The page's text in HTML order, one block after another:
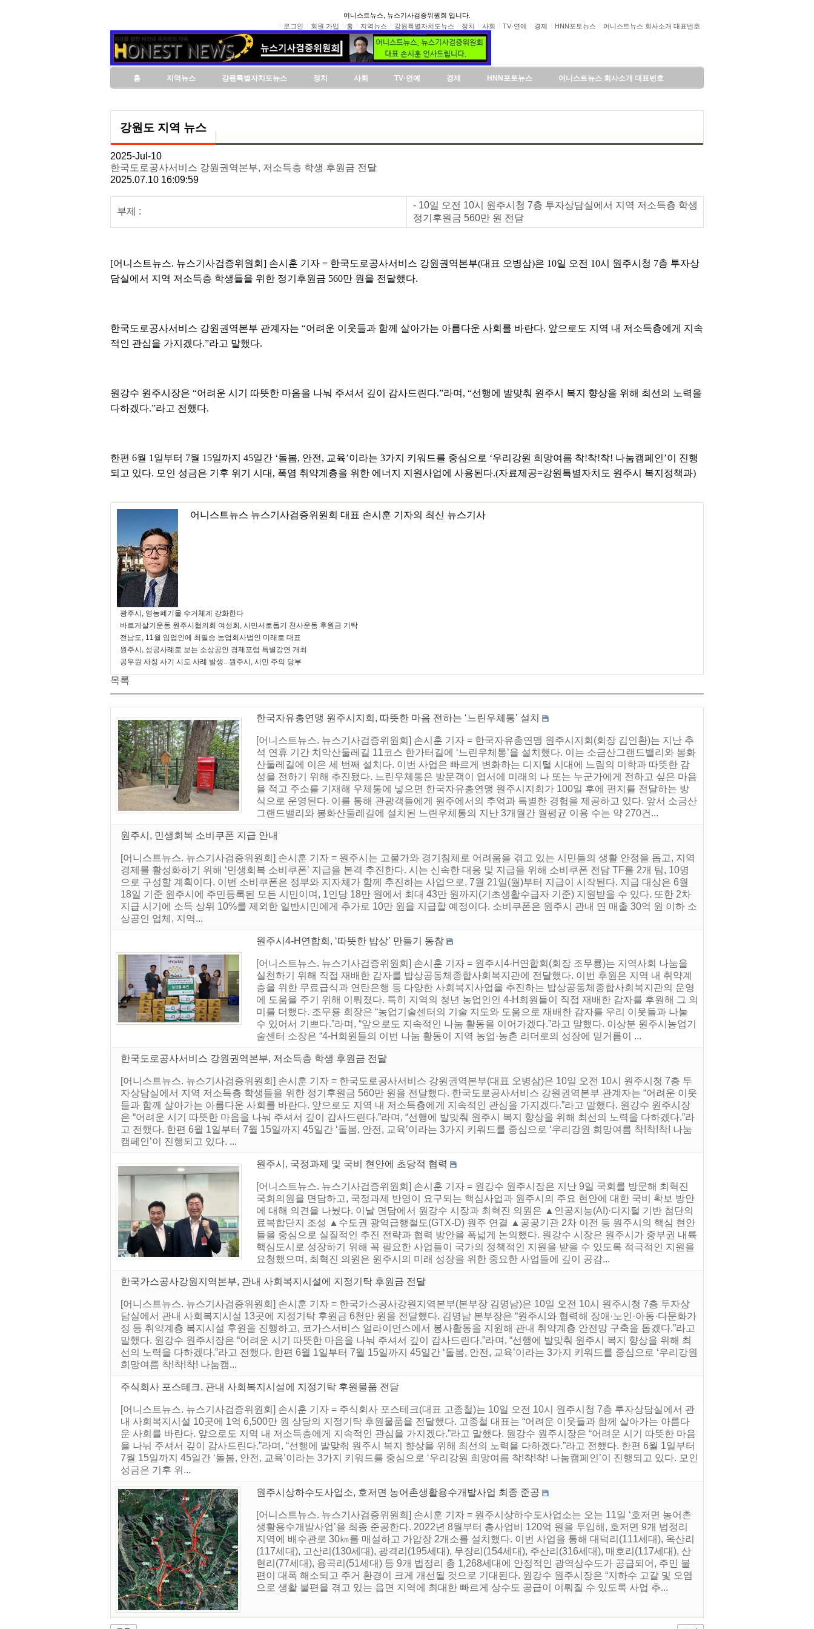
어니스트뉴스, 뉴스기사검증위원회 입니다.
로그인
회원 가입 홈 지역뉴스 강원특별자치도뉴스 정치 사회 TV·연예 경제 HNN포토뉴스 어니스트뉴스 회사소개 대표번호
홈 지역뉴스 강원특별자치도뉴스 정치 사회 TV·연예 경제 HNN포토뉴스 어니스트뉴스 회사소개 대표번호
강원도 지역 뉴스
2025-Jul-10
한국도로공사서비스 강원권역본부, 저소득층 학생 후원금 전달
2025.07.10 16:09:59
부제 :
- 10일 오전 10시 원주시청 7층 투자상담실에서 지역 저소득층 학생
정기후원금 560만 원 전달
[어니스트뉴스. 뉴스기사검증위원회] 손시훈 기자 = 한국도로공사서비스 강원권역본부(대표 오병삼)은 10일 오전 10시 원주시청 7층 투자상
담실에서 지역 저소득층 학생들을 위한 정기후원금 560만 원을 전달했다.
한국도로공사서비스 강원권역본부 관계자는 “어려운 이웃들과 함께 살아가는 아름다운 사회를 바란다. 앞으로도 지역 내 저소득층에게 지속
적인 관심을 가지겠다.”라고 말했다.
원강수 원주시장은 “어려운 시기 따뜻한 마음을 나눠 주셔서 깊이 감사드린다.”라며, “선행에 발맞춰 원주시 복지 향상을 위해 최선의 노력을
다하겠다.”라고 전했다.
한편 6월 1일부터 7월 15일까지 45일간 ‘돌봄, 안전, 교육’이라는 3가지 키워드를 중심으로 ‘우리강원 희망여름 착!착!착! 나눔캠페인’이 진행
되고 있다. 모인 성금은 기후 위기 시대, 폭염 취약계층을 위한 에너지 지원사업에 사용된다.(자료제공=강원특별자치도 원주시 복지정책과)
어니스트뉴스 뉴스기사검증위원회 대표 손시훈 기자의 최신 뉴스기사
광주시, 영농폐기물 수거체계 강화한다
바르게살기운동 원주시협의회 여성회, 시민서로돕기 천사운동 후원금 기탁
전남도, 11월 임업인에 최필승 농업회사법인 미래로 대표
원주시, 성공사례로 보는 소상공인 경제포럼 특별강연 개최
공무원 사칭 사기 시도 사례 발생...원주시, 시민 주의 당부
목록
한국자유총연맹 원주시지회, 따뜻한 마음 전하는 ‘느린우체통’ 설치
[어니스트뉴스. 뉴스기사검증위원회] 손시훈 기자 = 한국자유총연맹 원주시지회(회장 김인환)는 지난 추
석 연휴 기간 치악산둘레길 11코스 한가터길에 ‘느린우체통’을 설치했다. 이는 소금산그랜드밸리와 봉화
산둘레길에 이은 세 번째 설치다. 이번 사업은 빠르게 변화하는 디지털 시대에 느림의 미학과 따뜻한 감
성을 전하기 위해 추진됐다. 느린우체통은 방문객이 엽서에 미래의 나 또는 누군가에게 전하고 싶은 마음
을 적고 주소를 기재해 우체통에 넣으면 한국자유총연맹 원주시지회가 100일 후에 편지를 전달하는 방
식으로 운영된다. 이를 통해 관광객들에게 원주에서의 추억과 특별한 경험을 제공하고 있다. 앞서 소금산
그랜드밸리와 봉화산둘레길에 설치된 느린우체통의 지난 3개월간 월평균 이용 수는 약 270건...
원주시, 민생회복 소비쿠폰 지급 안내
[어니스트뉴스. 뉴스기사검증위원회] 손시훈 기자 = 원주시는 고물가와 경기침체로 어려움을 겪고 있는 시민들의 생활 안정을 돕고, 지역
경제를 활성화하기 위해 ‘민생회복 소비쿠폰’ 지급을 본격 추진한다. 시는 신속한 대응 및 지급을 위해 소비쿠폰 전담 TF를 2개 팀, 10명
으로 구성할 계획이다. 이번 소비쿠폰은 정부와 지자체가 함께 추진하는 사업으로, 7월 21일(월)부터 지급이 시작된다. 지급 대상은 6월
18일 기준 원주시에 주민등록된 모든 시민이며, 1인당 18만 원에서 최대 43만 원까지(기초생활수급자 기준) 지원받을 수 있다. 또한 2차
지급 시기에 소득 상위 10%를 제외한 일반시민에게 추가로 10만 원을 지급할 예정이다. 소비쿠폰은 원주시 관내 연 매출 30억 원 이하 소
상공인 업체, 지역...
원주시4-H연합회, ‘따뜻한 밥상’ 만들기 동참
[어니스트뉴스. 뉴스기사검증위원회] 손시훈 기자 = 원주시4-H연합회(회장 조무룡)는 지역사회 나눔을
실천하기 위해 직접 재배한 감자를 밥상공동체종합사회복지관에 전달했다. 이번 후원은 지역 내 취약계
층을 위한 무료급식과 연탄은행 등 다양한 사회복지사업을 추진하는 밥상공동체종합사회복지관의 운영
에 도움을 주기 위해 이뤄졌다. 특히 지역의 청년 농업인인 4-H회원들이 직접 재배한 감자를 후원해 그 의
미를 더했다. 조무룡 회장은 “농업기술센터의 기술 지도와 도움으로 재배한 감자를 우리 이웃들과 나눌
수 있어서 기쁘다.”라며, “앞으로도 지속적인 나눔 활동을 이어가겠다.”라고 말했다. 이상분 원주시농업기
술센터 소장은 “4-H회원들의 이번 나눔 활동이 지역 농업·농촌 리더로의 성장에 밑거름이 ...
한국도로공사서비스 강원권역본부, 저소득층 학생 후원금 전달
[어니스트뉴스. 뉴스기사검증위원회] 손시훈 기자 = 한국도로공사서비스 강원권역본부(대표 오병삼)은 10일 오전 10시 원주시청 7층 투
자상담실에서 지역 저소득층 학생들을 위한 정기후원금 560만 원을 전달했다. 한국도로공사서비스 강원권역본부 관계자는 “어려운 이웃
들과 함께 살아가는 아름다운 사회를 바란다. 앞으로도 지역 내 저소득층에게 지속적인 관심을 가지겠다.”라고 말했다. 원강수 원주시장
은 “어려운 시기 따뜻한 마음을 나눠 주셔서 깊이 감사드린다.”라며, “선행에 발맞춰 원주시 복지 향상을 위해 최선의 노력을 다하겠다.”라
고 전했다. 한편 6월 1일부터 7월 15일까지 45일간 ‘돌봄, 안전, 교육’이라는 3가지 키워드를 중심으로 ‘우리강원 희망여름 착!착!착! 나눔
캠페인’이 진행되고 있다. ...
원주시, 국정과제 및 국비 현안에 초당적 협력
[어니스트뉴스. 뉴스기사검증위원회] 손시훈 기자 = 원강수 원주시장은 지난 9일 국회를 방문해 최혁진
국회의원을 면담하고, 국정과제 반영이 요구되는 핵심사업과 원주시의 주요 현안에 대한 국비 확보 방안
에 대해 의견을 나눴다. 이날 면담에서 원강수 시장과 최혁진 의원은 ▲인공지능(AI)·디지털 기반 첨단의
료복합단지 조성 ▲수도권 광역급행철도(GTX-D) 원주 연결 ▲공공기관 2차 이전 등 원주시의 핵심 현안
들을 중심으로 실질적인 추진 전략과 협력 방안을 폭넓게 논의했다. 원강수 시장은 원주시가 중부권 내륙
핵심도시로 성장하기 위해 꼭 필요한 사업들이 국가의 정책적인 지원을 받을 수 있도록 적극적인 지원을
요청했으며, 최혁진 의원은 원주시의 미래 성장을 위한 중요한 사업들에 깊이 공감...
한국가스공사강원지역본부, 관내 사회복지시설에 지정기탁 후원금 전달
[어니스트뉴스. 뉴스기사검증위원회] 손시훈 기자 = 한국가스공사강원지역본부(본부장 김명남)은 10일 오전 10시 원주시청 7층 투자상
담실에서 관내 사회복지시설 13곳에 지정기탁 후원금 6천만 원을 전달했다. 김명남 본부장은 “원주시와 협력해 장애·노인·아동·다문화가
정 등 취약계층 복지시설 후원을 진행하고, 코가스서비스 얼라이언스에서 봉사활동을 지원해 관내 취약계층 안전망 구축을 돕겠다.”라고
말했다. 원강수 원주시장은 “어려운 시기 따뜻한 마음을 나눠 주셔서 깊이 감사드린다.”라며, “선행에 발맞춰 원주시 복지 향상을 위해 최
선의 노력을 다하겠다.”라고 전했다. 한편 6월 1일부터 7월 15일까지 45일간 ‘돌봄, 안전, 교육’이라는 3가지 키워드를 중심으로 ‘우리강원
희망여름 착!착!착! 나눔캠...
주식회사 포스테크, 관내 사회복지시설에 지정기탁 후원물품 전달
[어니스트뉴스. 뉴스기사검증위원회] 손시훈 기자 = 주식회사 포스테크(대표 고종철)는 10일 오전 10시 원주시청 7층 투자상담실에서 관
내 사회복지시설 10곳에 1억 6,500만 원 상당의 지정기탁 후원물품을 전달했다. 고종철 대표는 “어려운 이웃들과 함께 살아가는 아름다
운 사회를 바란다. 앞으로도 지역 내 저소득층에게 지속적인 관심을 가지겠다.”라고 말했다. 원강수 원주시장은 “어려운 시기 따뜻한 마음
을 나눠 주셔서 깊이 감사드린다.”라며, “선행에 발맞춰 원주시 복지 향상을 위해 최선의 노력을 다하겠다.”라고 전했다. 한편 6월 1일부터
7월 15일까지 45일간 ‘돌봄, 안전, 교육’이라는 3가지 키워드를 중심으로 ‘우리강원 희망여름 착!착!착! 나눔캠페인’이 진행되고 있다. 모인
성금은 기후 위...
원주시상하수도사업소, 호저면 농어촌생활용수개발사업 최종 준공
[어니스트뉴스. 뉴스기사검증위원회] 손시훈 기자 = 원주시상하수도사업소는 오는 11일 ‘호저면 농어촌
생활용수개발사업’을 최종 준공한다. 2022년 8월부터 총사업비 120억 원을 투입해, 호저면 9개 법정리
지역에 배수관로 30㎞를 매설하고 가압장 2개소를 설치했다. 이번 사업을 통해 대덕리(111세대), 옥산리
(117세대), 고산리(130세대), 광격리(195세대), 무장리(154세대), 주산리(316세대), 매호리(117세대), 산
현리(77세대), 용곡리(51세대) 등 9개 법정리 총 1,268세대에 안정적인 광역상수도가 공급되어, 주민 불
편이 대폭 해소되고 주거 환경이 크게 개선될 것으로 기대된다. 원강수 원주시장은 “지하수 고갈 및 오염
으로 생활 불편을 겪고 있는 읍면 지역에 최대한 빠르게 상수도 공급이 이뤄질 수 있도록 사업 추...